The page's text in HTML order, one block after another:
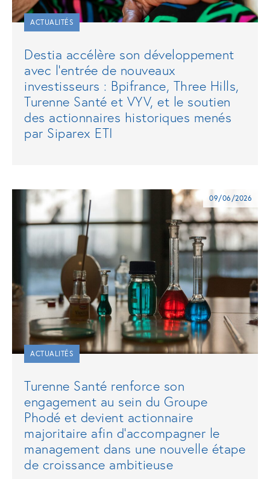
ACTUALITÉS
Destia accélère son développement
avec l’entrée de nouveaux
investisseurs : Bpifrance, Three Hills,
Turenne Santé et VYV, et le soutien
des actionnaires historiques menés
par Siparex ETI
09/06/2026
ACTUALITÉS
Turenne Santé renforce son
engagement au sein du Groupe
Phodé et devient actionnaire
majoritaire afin d’accompagner le
management dans une nouvelle étape
de croissance ambitieuse